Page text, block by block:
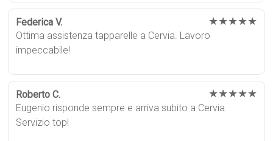
Federica V. ★★★★★
Ottima assistenza tapparelle a Cervia. Lavoro
impeccabile!
Roberto C. ★★★★★
Eugenio risponde sempre e arriva subito a Cervia.
Servizio top!